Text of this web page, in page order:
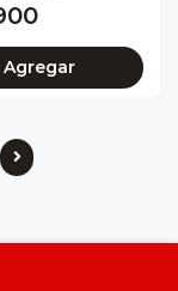
Agregar